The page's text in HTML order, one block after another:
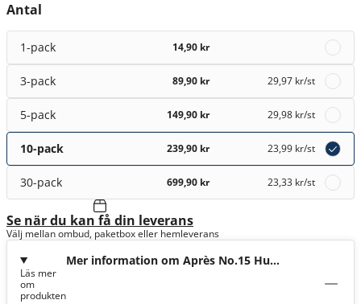
Antal
1-pack 14,90 kr
3-pack 89,90 kr 29,97 kr/st
5-pack 149,90 kr 29,98 kr/st
10-pack 239,90 kr 23,99 kr/st
30-pack 699,90 kr 23,33 kr/st
Se när du kan få din leverans
Välj mellan ombud, paketbox eller hemleverans
Mer information om Après No.15 Hugo
Läs mer
om
produkten